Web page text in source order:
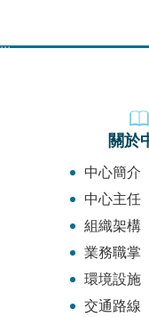
:::
關於
中心簡介
中心主任
組織架構
業務職掌
環境設施
交通路線